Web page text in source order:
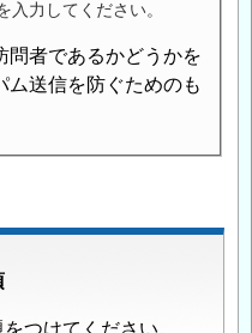
入力してください。
問者であるかどうかを
ム送信を防ぐためのも
つけてください。